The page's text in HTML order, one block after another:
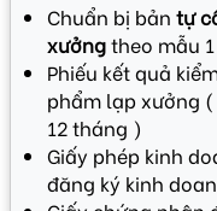
Chuẩn bị bản tự
xưởngtheo mẫu
Phiếu kết quả
phẩm lạp xưởng
12 tháng )
Giấy phép kinh
đăng ký kinh